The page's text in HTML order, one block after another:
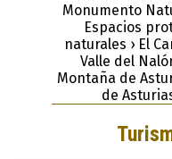
Monumento
Espacios
naturales › El
Valle del
Montaña de
de